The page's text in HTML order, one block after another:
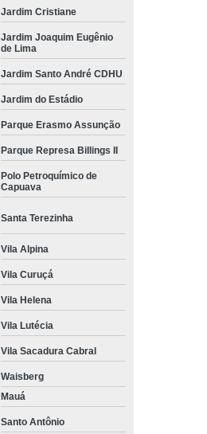
Jardim Cristiane
Jardim Joaquim Eugênio
de Lima
Jardim Santo André CDHU
Jardim do Estádio
Parque Erasmo Assunção
Parque Represa Billings II
Polo Petroquímico de
Capuava
Santa Terezinha
Vila Alpina
Vila Curuçá
Vila Helena
Vila Lutécia
Vila Sacadura Cabral
Waisberg
Mauá
Santo Antônio